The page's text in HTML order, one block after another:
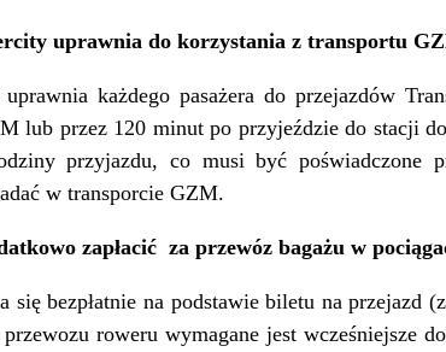
uprawnia do korzystania z transportu
każdego pasażera do przejazdów
lub przez 120 minut po przyjeździe do stacji
przyjazdu, co musi być poświadczone
w transporcie GZM.
zapłacić za przewóz bagażu w
się bezpłatnie na podstawie biletu na przejazd
roweru wymagane jest wcześniejsze